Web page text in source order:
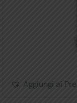
Aggiungi ai